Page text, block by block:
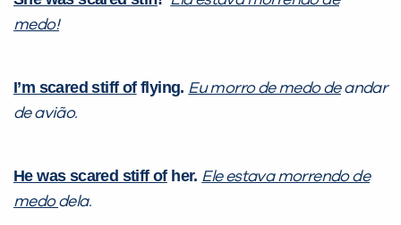
medo!
I’m scared stiff offlying. Eu morro de medo deandar
de avião.
He was scared stiff ofher. Ele estava morrendo de
medodela.